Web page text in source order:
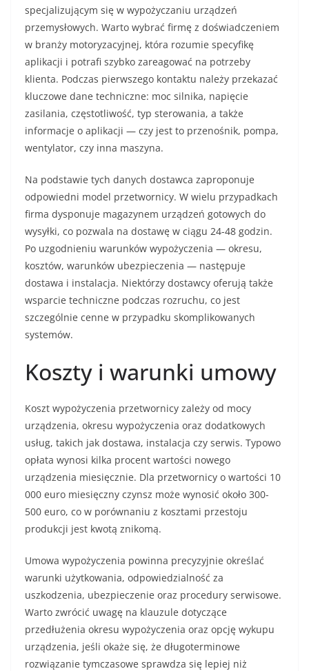
specjalizującym się w wypożyczaniu urządzeń
przemysłowych. Warto wybrać firmę z doświadczeniem
w branży motoryzacyjnej, która rozumie specyfikę
aplikacji i potrafi szybko zareagować na potrzeby
klienta. Podczas pierwszego kontaktu należy przekazać
kluczowe dane techniczne: moc silnika, napięcie
zasilania, częstotliwość, typ sterowania, a także
informacje o aplikacji — czy jest to przenośnik, pompa,
wentylator, czy inna maszyna.
Na podstawie tych danych dostawca zaproponuje
odpowiedni model przetwornicy. W wielu przypadkach
firma dysponuje magazynem urządzeń gotowych do
wysyłki, co pozwala na dostawę w ciągu 24-48 godzin.
Po uzgodnieniu warunków wypożyczenia — okresu,
kosztów, warunków ubezpieczenia — następuje
dostawa i instalacja. Niektórzy dostawcy oferują także
wsparcie techniczne podczas rozruchu, co jest
szczególnie cenne w przypadku skomplikowanych
systemów.
Koszty i warunki umowy
Koszt wypożyczenia przetwornicy zależy od mocy
urządzenia, okresu wypożyczenia oraz dodatkowych
usług, takich jak dostawa, instalacja czy serwis. Typowo
opłata wynosi kilka procent wartości nowego
urządzenia miesięcznie. Dla przetwornicy o wartości 10
000 euro miesięczny czynsz może wynosić około 300-
500 euro, co w porównaniu z kosztami przestoju
produkcji jest kwotą znikomą.
Umowa wypożyczenia powinna precyzyjnie określać
warunki użytkowania, odpowiedzialność za
uszkodzenia, ubezpieczenie oraz procedury serwisowe.
Warto zwrócić uwagę na klauzule dotyczące
przedłużenia okresu wypożyczenia oraz opcję wykupu
urządzenia, jeśli okaże się, że długoterminowe
rozwiązanie tymczasowe sprawdza się lepiej niż